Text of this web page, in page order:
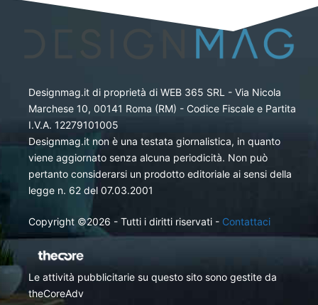
Designmag.it di proprietà di WEB 365 SRL - Via Nicola
Marchese 10, 00141 Roma (RM) - Codice Fiscale e Partita
I.V.A. 12279101005
Designmag.it non è una testata giornalistica, in quanto
viene aggiornato senza alcuna periodicità. Non può
pertanto considerarsi un prodotto editoriale ai sensi della
legge n. 62 del 07.03.2001
Copyright ©2026 - Tutti i diritti riservati - Contattaci
Le attività pubblicitarie su questo sito sono gestite da
theCoreAdv